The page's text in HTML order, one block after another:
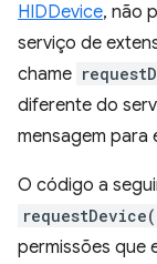
HIDDevice, não
serviço de
chame
diferente do
mensagem para
O código a
permissões que